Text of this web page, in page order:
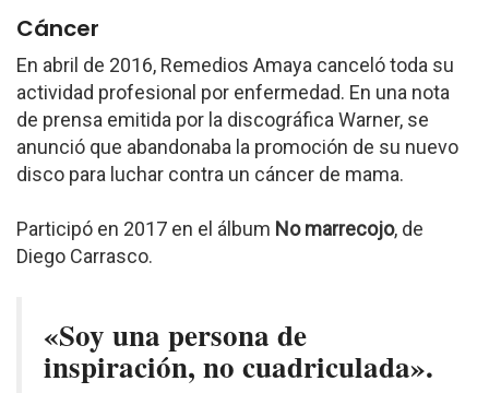
Cáncer
En abril de 2016, Remedios Amaya canceló toda su
actividad profesional por enfermedad. En una nota
de prensa emitida por la discográfica Warner, se
anunció que abandonaba la promoción de su nuevo
disco para luchar contra un cáncer de mama.
Participó en 2017 en el álbum No marrecojo, de
Diego Carrasco.
«Soy una persona de
inspiración, no cuadriculada».